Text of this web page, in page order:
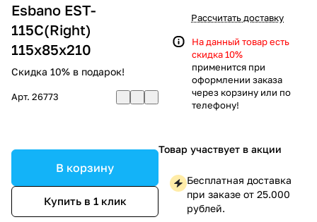
Esbano EST-
115C(Right)
115х85х210
Скидка 10% в подарок!
Арт. 26773
В корзину
Купить в 1 клик
Рассчитать доставку
На данный товар есть
скидка 10%
применится при
оформлении заказа
через корзину или по
телефону!
Товар участвует в акции
Бесплатная доставка
при заказе от 25.000
рублей.